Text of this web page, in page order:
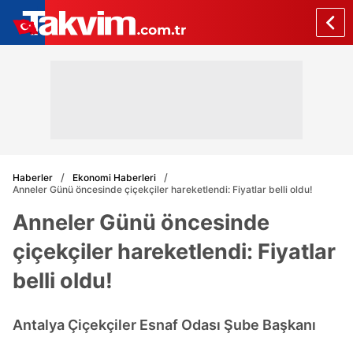
Haberler
Ekonomi Haberleri
Anneler Günü öncesinde çiçekçiler hareketlendi: Fiyatlar belli oldu!
Anneler Günü öncesinde
çiçekçiler hareketlendi: Fiyatlar
belli oldu!
Antalya Çiçekçiler Esnaf Odası Şube Başkanı